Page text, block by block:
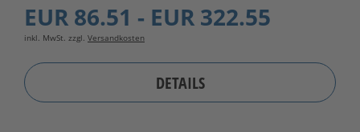
EUR 86.51 - EUR 322.55
inkl. MwSt. zzgl. Versandkosten
DETAILS